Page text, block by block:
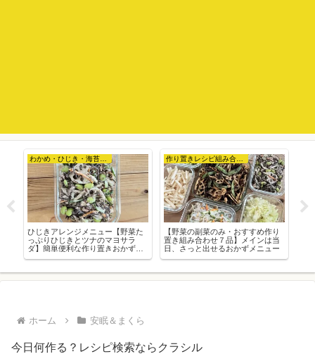
わかめ・ひじき・海苔など
ひじきアレンジメニュー【野菜た
っぷりひじきとツナのマヨサラ
ダ】簡単便利な作り置きおかずレ
作り置きレシピ組み合わせ例
【野菜の副菜のみ・おすすめ作り
置き組み合わせ７品】メインは当
日、さっと出せるおかずメニュー
ホーム 安眠＆まくら
今日何作る？レシピ検索ならクラシル